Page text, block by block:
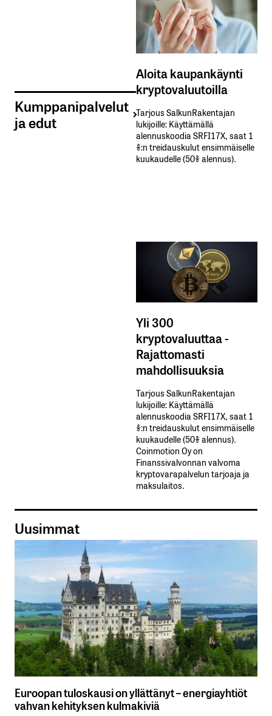
Kumppanipalvelut
ja edut
Aloita kaupankäynti
kryptovaluutoilla
Tarjous SalkunRakentajan
lukijoille: Käyttämällä​ ​
alennuskoodia​ ​SRFI17X,​ ​saat​ ​1
%:n treidauskulut​ ​ensimmäiselle​ ​
kuukaudelle​ ​(50%​ ​alennus).
Yli 300
kryptovaluuttaa -
Rajattomasti
mahdollisuuksia
Tarjous SalkunRakentajan
lukijoille: Käyttämällä​ ​
alennuskoodia​ ​SRFI17X,​ ​saat​ ​1
%:n treidauskulut​ ​ensimmäiselle​ ​
kuukaudelle​ ​(50%​ ​alennus).
Coinmotion Oy on
Finanssivalvonnan valvoma
kryptovarapalvelun tarjoaja ja
maksulaitos.
Uusimmat
Euroopan tuloskausi on yllättänyt – energiayhtiöt
vahvan kehityksen kulmakiviä